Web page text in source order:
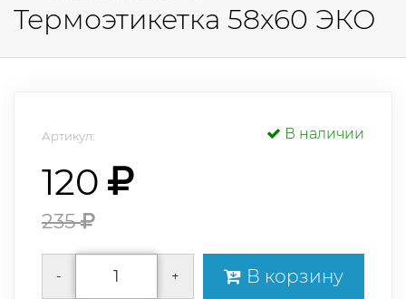
Термоэтикетка 58х60 ЭКО
Артикул: В наличии
120
235
- + В корзину